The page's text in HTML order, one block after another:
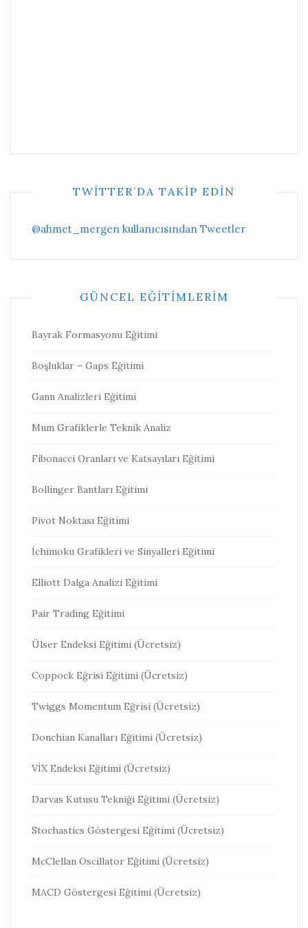
TWITTER’DA TAKIP EDIN
@ahmet_mergen kullanıcısından Tweetler
GÜNCEL EĞITIMLERIM
Bayrak Formasyonu Eğitimi
Boşluklar – Gaps Eğitimi
Gann Analizleri Eğitimi
Mum Grafiklerle Teknik Analiz
Fibonacci Oranları ve Katsayıları Eğitimi
Bollinger Bantları Eğitimi
Pivot Noktası Eğitimi
İchimoku Grafikleri ve Sinyalleri Eğitimi
Elliott Dalga Analizi Eğitimi
Pair Trading Eğitimi
Ülser Endeksi Eğitimi (Ücretsiz)
Coppock Eğrisi Eğitimi (Ücretsiz)
Twiggs Momentum Eğrisi (Ücretsiz)
Donchian Kanalları Eğitimi (Ücretsiz)
VİX Endeksi Eğitimi (Ücretsiz)
Darvas Kutusu Tekniği Eğitimi (Ücretsiz)
Stochastics Göstergesi Eğitimi (Ücretsiz)
McClellan Oscillator Eğitimi (Ücretsiz)
MACD Göstergesi Eğitimi (Ücretsiz)